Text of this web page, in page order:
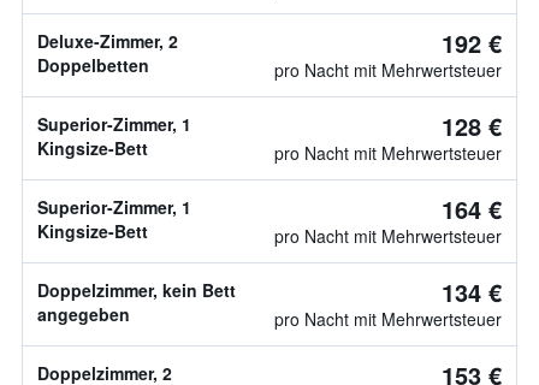
Deluxe-Zimmer, 2
Doppelbetten
192 €
pro Nacht mit Mehrwertsteuer
Superior-Zimmer, 1
Kingsize-Bett
128 €
pro Nacht mit Mehrwertsteuer
Superior-Zimmer, 1
Kingsize-Bett
164 €
pro Nacht mit Mehrwertsteuer
Doppelzimmer, kein Bett
angegeben
134 €
pro Nacht mit Mehrwertsteuer
Doppelzimmer, 2
153 €